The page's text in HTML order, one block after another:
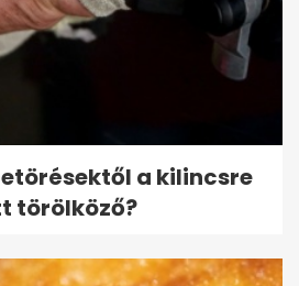
a kilincsre
törölköző?